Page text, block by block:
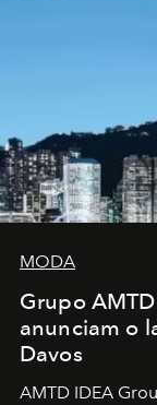
MODA
Grupo AMTD
anunciam o
Davos
AMTD IDEA